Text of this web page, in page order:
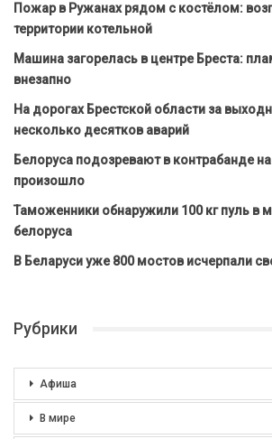
Пожар в Ружанах рядом с костёлом:
территории котельной
Машина загорелась в центре Бреста:
внезапно
На дорогах Брестской области за
несколько десятков аварий
Белоруса подозревают в контрабанде
произошло
Таможенники обнаружили 100 кг пуль в
белоруса
В Беларуси уже 800 мостов исчерпали
Рубрики
Афиша
В мире